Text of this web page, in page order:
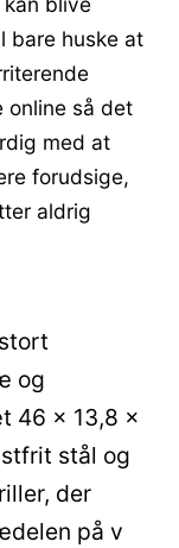
bare huske at
online så det
med at
forudsige,
aldrig
og
46 x 13,8 x
stål og
der
på v